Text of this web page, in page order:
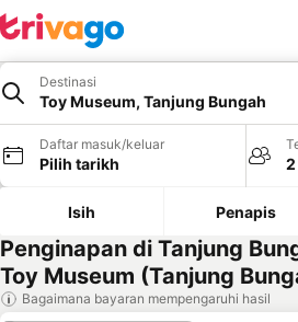
Destinasi
Toy Museum, Tanjung Bungah
Daftar masuk/keluar
Pilih tarikh 2
Isih Penapis
Penginapan di Tanjung
Toy Museum (Tanjung
Bagaimana bayaran mempengaruhi hasil